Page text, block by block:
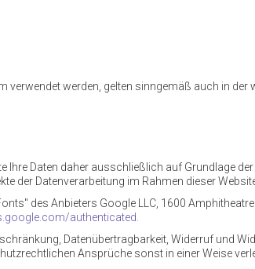
werden, gelten sinngemäß auch in der
Daten daher ausschließlich auf Grundlage
der Datenverarbeitung im Rahmen dieser
des Anbieters Google LLC, 1600
authenticated.
Datenübertragbarkeit, Widerruf und
Ansprüche sonst in einer Weise